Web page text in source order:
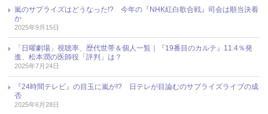
嵐のサプライズはどうなった!? 今年の『NHK紅白歌合戦』司会は順当決着
か
2025年9月15日
「日曜劇場」視聴率、歴代世帯＆個人一覧｜『19番目のカルテ』11.4％発
進、松本潤の医師役「評判」は？
2025年7月24日
『24時間テレビ』の目玉に嵐が!? 日テレが目論むのサプライズライブの成
否
2025年6月28日